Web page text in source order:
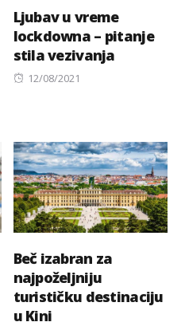
Ljubav u vreme
lockdowna – pitanje
stila vezivanja
Posted
12/08/2021
Beč izabran za
najpoželjniju
turističku destinaciju
u Kini